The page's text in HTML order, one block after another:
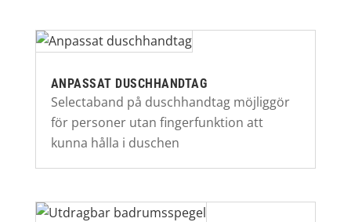
ANPASSAT DUSCHHANDTAG
Selectaband på duschhandtag möjliggör
för personer utan fingerfunktion att
kunna hålla i duschen